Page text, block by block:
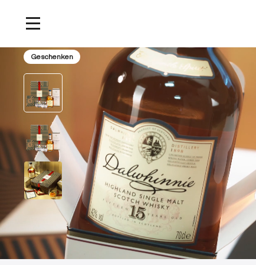
Home/Producten
Geschenken